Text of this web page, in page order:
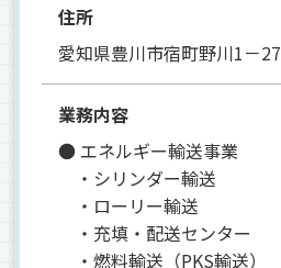
住所
愛知県豊川市宿町野川1－27
業務内容
● エネルギー輸送事業
・シリンダー輸送
・ローリー輸送
・充填・配送センター
・燃料輸送（PKS輸送）